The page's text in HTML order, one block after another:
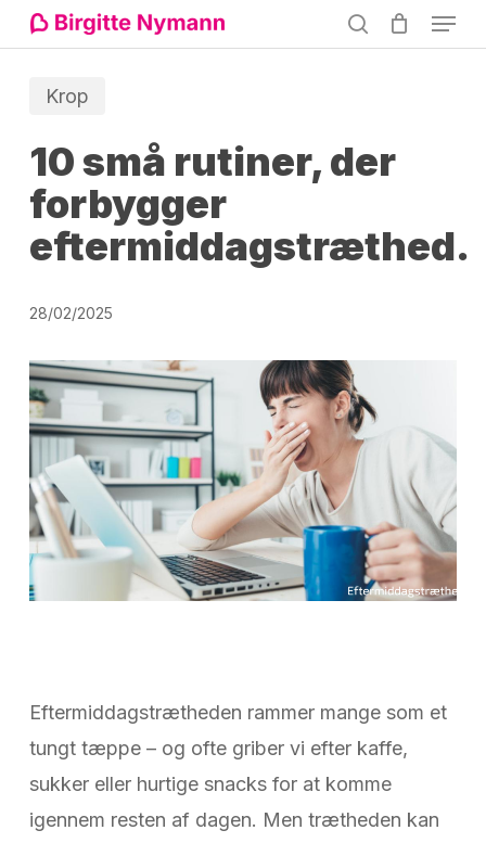
Skip
to
search
Menu
Krop
10 små rutiner, der
forbygger
eftermiddagstræthed.
28/02/2025
Eftermiddagstrætheden rammer mange som et
tungt tæppe – og ofte griber vi efter kaffe,
sukker eller hurtige snacks for at komme
igennem resten af dagen. Men trætheden kan